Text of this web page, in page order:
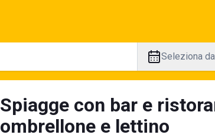
Seleziona
Spiagge con bar e
ombrellone e lettino